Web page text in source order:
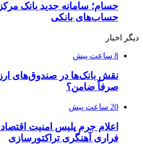
حسام؛ سامانه جدید بانک
حساب‌های بانکی
دیگر اخبار
8 ساعت پیش
نقش بانک‌ها در صندوق‌های
صرفاً ضامن؟
20 ساعت پیش
اعلام جرم پلیس امنیت
فراری آهنگری تراکتورسازی